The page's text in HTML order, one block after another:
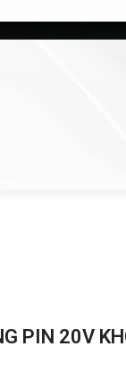
PIN 20V